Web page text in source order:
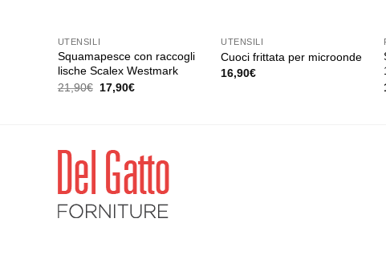
pagina
del
prodotto
UTENSILI
Squamapesce con raccogli
lische Scalex Westmark
21,90€ Il
17,90€Il
UTENSILI
Cuoci frittata per microonde
16,90€